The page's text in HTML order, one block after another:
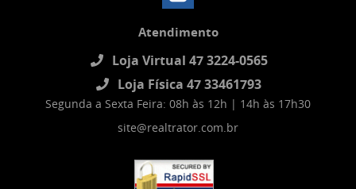
Atendimento
Loja Virtual 47 3224-0565
Loja Física 47 33461793
Segunda a Sexta Feira: 08h às 12h | 14h às 17h30
site@realtrator.com.br